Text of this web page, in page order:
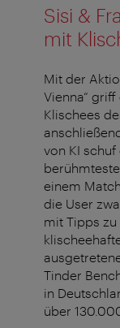
Sisi &
mit
Mit der
Vienna“
Klischees
von KI
einem
die User
mit Tipps
Tinder
in
über